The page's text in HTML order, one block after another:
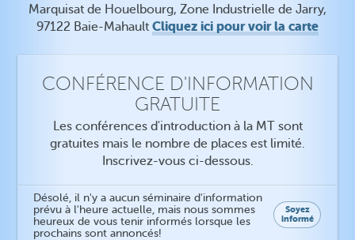
Marquisat de Houelbourg, Zone Industrielle de Jarry,
97122 Baie-Mahault Cliquez ici pour voir la carte
CONFÉRENCE D'INFORMATION
GRATUITE
Les conférences d'introduction à la MT sont
gratuites mais le nombre de places est limité.
Inscrivez-vous ci-dessous.
Désolé, il n'y a aucun séminaire d'information
prévu à l'heure actuelle, mais nous sommes
heureux de vous tenir informés lorsque les
prochains sont annoncés!
Soyez
informé